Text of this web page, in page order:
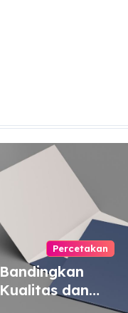
Percetakan
Bandingkan
Kualitas dan
Harga Cetak